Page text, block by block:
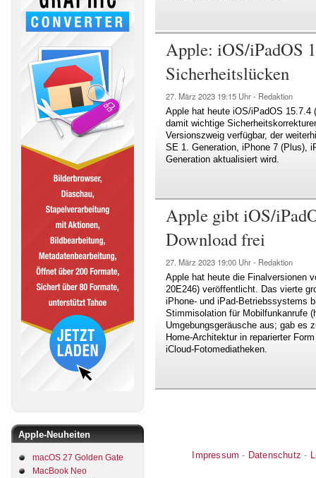
Apple-Neuheiten
macOS 27 Golden Gate
MacBook Neo
Apple: iOS/iPadOS
Sicherheitslücken
27. März 2023 19:15 Uhr - Redaktion
Apple hat heute iOS/iPadOS 15.7.4
damit wichtige
Versionszweig verfügbar, der
SE 1. Generation, iPhone 7 (Plus),
Generation aktualisiert wird.
Apple gibt iOS/
Download frei
27. März 2023 19:00 Uhr - Redaktion
Apple hat heute die Finalversionen
20E246) veröffentlicht. Das vierte
iPhone- und iPad-Betriebssystems
Stimmisolation für Mobilfunkanrufe
Umgebungsgeräusche aus; gab es
Home-Architektur in reparierter
iCloud-Fotomediatheken.
Impressum - Datenschutz -